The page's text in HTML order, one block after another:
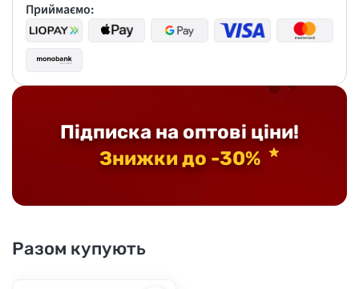
Підписка на оптові ціни!
Знижки до -30%
Приймаємо:
Разом купують